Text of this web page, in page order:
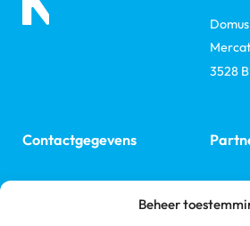
Beheer
3528
Contactgegevens
ISN